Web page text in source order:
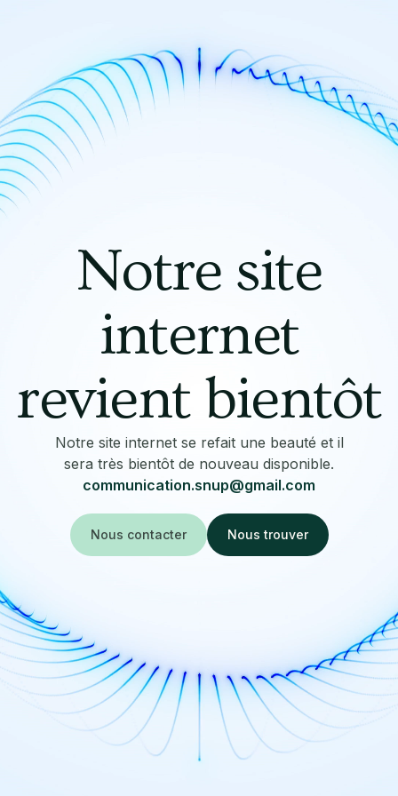
Notre site
internet
revient bientôt
Notre site internet se refait une beauté et il
sera très bientôt de nouveau disponible.
communication.snup@gmail.com
Nous contacter Nous trouver